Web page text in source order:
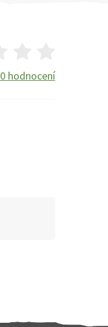
0 hodnocení